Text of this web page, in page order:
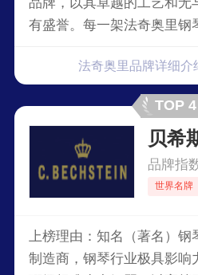
有盛誉。每一架法奇奥里钢
呈现。其独特的设计和精湛
和专业演奏者的首选。
法奇奥里品牌详细介
TOP 4
贝希
品牌指
世界名牌
上榜理由：知名（著名）
制造商，钢琴行业极具影响